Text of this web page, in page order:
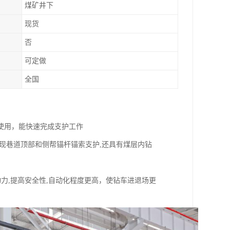
煤矿井下
现货
否
可定做
全国
用，能快速完成支护工作
巷道顶部和侧帮锚杆锚索支护,还具有煤层内钻
,提高安全性,自动化程度更高，使钻车进退场更